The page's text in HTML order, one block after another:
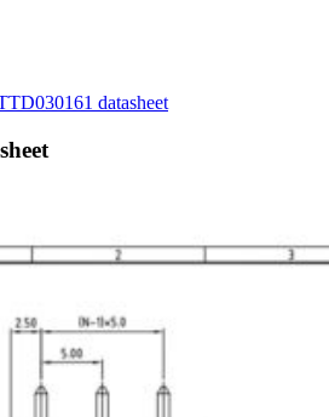
datasheet